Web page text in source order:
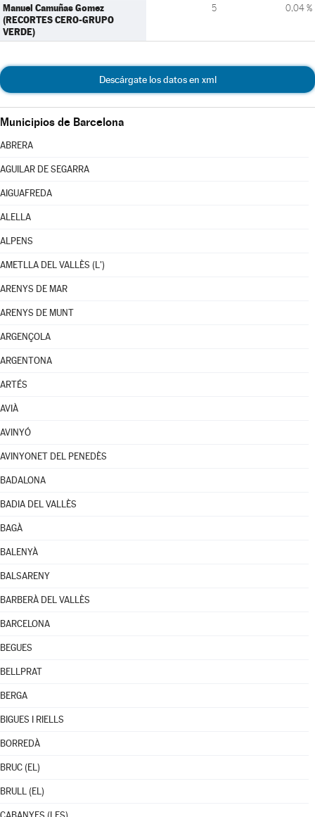
Manuel Camuñas Gomez
(RECORTES CERO-GRUPO
VERDE)
5 0,04 %
Descárgate los datos en xml
Municipios de Barcelona
ABRERA
AGUILAR DE SEGARRA
AIGUAFREDA
ALELLA
ALPENS
AMETLLA DEL VALLÈS (L')
ARENYS DE MAR
ARENYS DE MUNT
ARGENÇOLA
ARGENTONA
ARTÉS
AVIÀ
AVINYÓ
AVINYONET DEL PENEDÈS
BADALONA
BADIA DEL VALLÈS
BAGÀ
BALENYÀ
BALSARENY
BARBERÀ DEL VALLÈS
BARCELONA
BEGUES
BELLPRAT
BERGA
BIGUES I RIELLS
BORREDÀ
BRUC (EL)
BRULL (EL)